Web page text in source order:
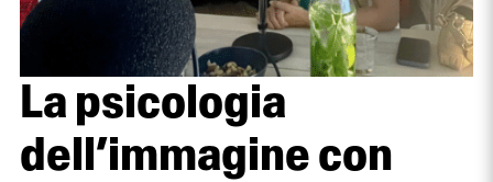
La psicologia
dell’immagine con